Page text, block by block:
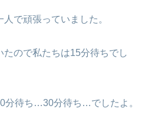
で頑張っていました。
たので私たちは15分待ちでし
分待ち…30分待ち…でしたよ。